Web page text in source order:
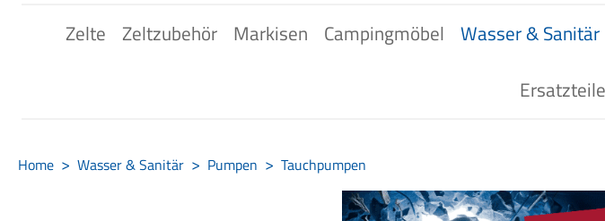
Zelte Zeltzubehör Markisen Campingmöbel Wasser & Sanitär
Ersatzteile
Home Wasser & Sanitär Pumpen Tauchpumpen